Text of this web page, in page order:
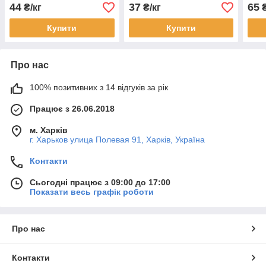
44 ₴/кг
Купити
37₴/кг
Купити
65
Про нас
100% позитивних з 14 відгуків за рік
Працює з 26.06.2018
м. Харків
г. Харьков улица Полевая 91, Харків, Україна
Контакти
Сьогодні працює з 09:00 до 17:00
Показати весь графік роботи
Про нас
Контакти